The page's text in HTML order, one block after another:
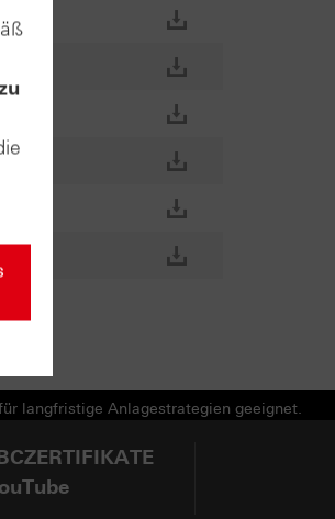
langfristige Anlagestrategien geeignet.